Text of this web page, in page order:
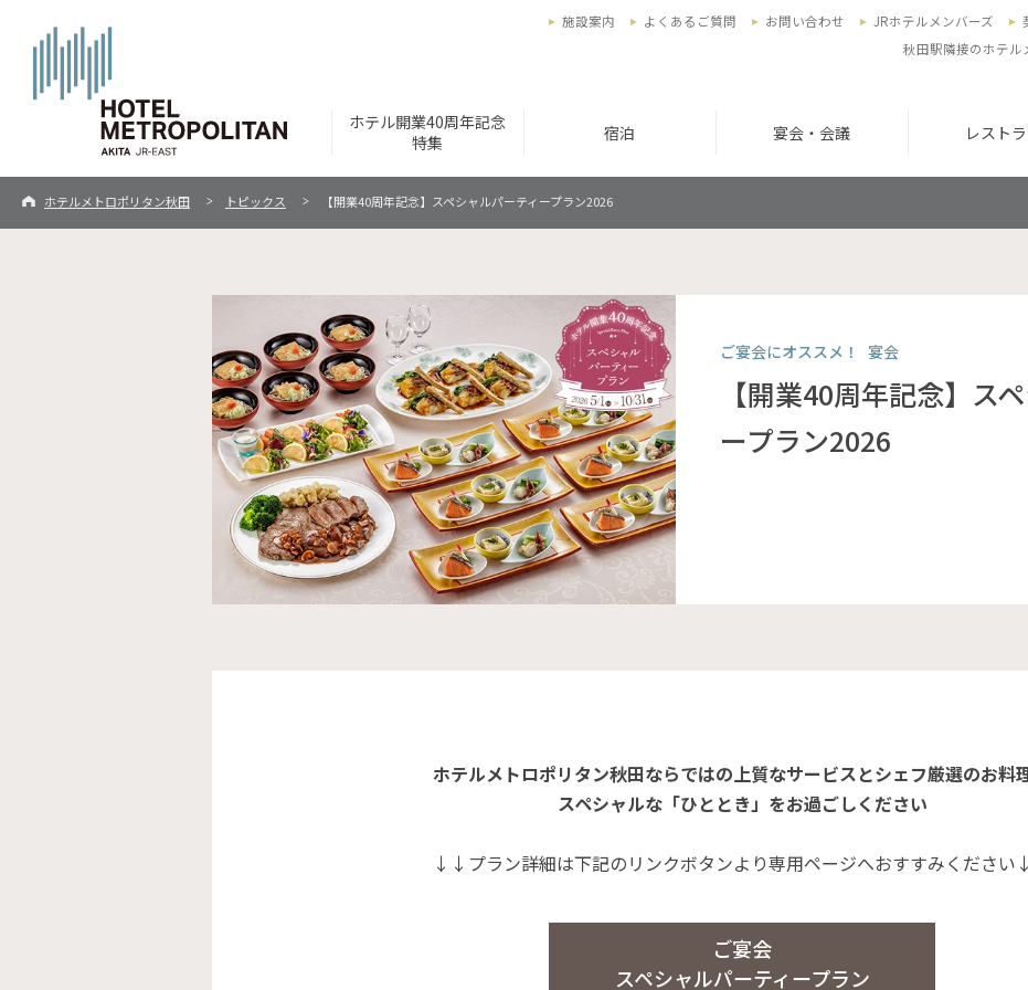
ホテル開業40周年記念
特集
宿泊 宴会・会議 レスト
施設案内 よくあるご質問 お問い合わせ JRホテルメンバーズ
秋田駅隣接のホテル
ホテルメトロポリタン秋田 トピックス 【開業40周年記念】スペシャルパーティープラン2026
ご宴会にオススメ！ 宴会
【開業40周年記念】ス
ープラン2026
ホテルメトロポリタン秋田ならではの上質なサービスとシェフ厳選のお料
スペシャルな「ひととき」をお過ごしください
↓↓プラン詳細は下記のリンクボタンより専用ページへおすすみくださ
ご宴会
スペシャルパーティープラン